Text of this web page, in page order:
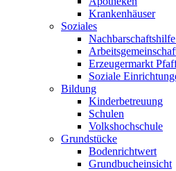
Krankenhäuser
Soziales
Erzeugermarkt
Soziale
Bildung
Kinderbetreuung
Schulen
Volkshochschule
Grundstücke
Bodenrichtwert
Grundbucheinsicht